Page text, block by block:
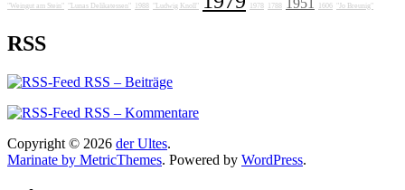
"Weingut am Stein" "Lunas Delikatessen" 1988 "Ludwig Knoll" 1978 1788 1951 1606 "Jo Breunig"
RSS
RSS – Beiträge
RSS – Kommentare
Copyright © 2026 der Ultes.
Marinate by MetricThemes. Powered by WordPress.